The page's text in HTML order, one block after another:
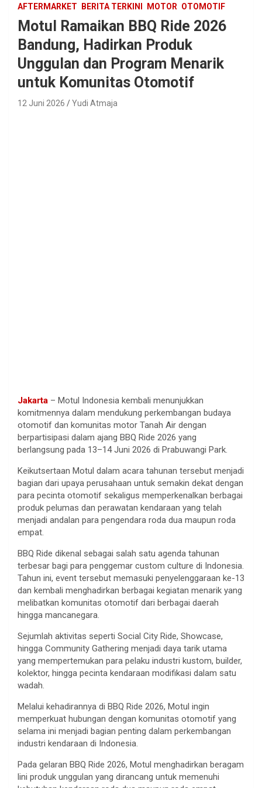
AFTERMARKET BERITA TERKINI MOTOR OTOMOTIF
Motul Ramaikan BBQ Ride 2026
Bandung, Hadirkan Produk
Unggulan dan Program Menarik
untuk Komunitas Otomotif
12 Juni 2026 Yudi Atmaja
Jakarta – Motul Indonesia kembali menunjukkan
komitmennya dalam mendukung perkembangan budaya
otomotif dan komunitas motor Tanah Air dengan
berpartisipasi dalam ajang BBQ Ride 2026 yang
berlangsung pada 13–14 Juni 2026 di Prabuwangi Park.
Keikutsertaan Motul dalam acara tahunan tersebut menjadi
bagian dari upaya perusahaan untuk semakin dekat dengan
para pecinta otomotif sekaligus memperkenalkan berbagai
produk pelumas dan perawatan kendaraan yang telah
menjadi andalan para pengendara roda dua maupun roda
empat.
BBQ Ride dikenal sebagai salah satu agenda tahunan
terbesar bagi para penggemar custom culture di Indonesia.
Tahun ini, event tersebut memasuki penyelenggaraan ke-13
dan kembali menghadirkan berbagai kegiatan menarik yang
melibatkan komunitas otomotif dari berbagai daerah
hingga mancanegara.
Sejumlah aktivitas seperti Social City Ride, Showcase,
hingga Community Gathering menjadi daya tarik utama
yang mempertemukan para pelaku industri kustom, builder,
kolektor, hingga pecinta kendaraan modifikasi dalam satu
wadah.
Melalui kehadirannya di BBQ Ride 2026, Motul ingin
memperkuat hubungan dengan komunitas otomotif yang
selama ini menjadi bagian penting dalam perkembangan
industri kendaraan di Indonesia.
Pada gelaran BBQ Ride 2026, Motul menghadirkan beragam
lini produk unggulan yang dirancang untuk memenuhi